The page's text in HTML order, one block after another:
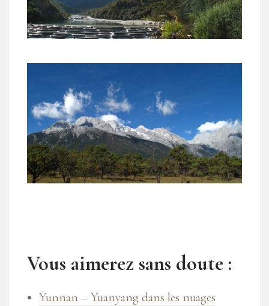
Vous aimerez sans doute :
Yunnan – Yuanyang dans les nuages